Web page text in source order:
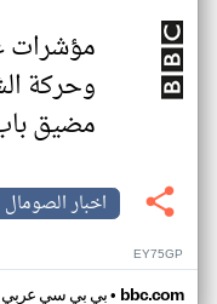
مؤشرات
وحركة
مضيق
اخبار الصومال
EY75GP
بي بي سي عربي• bbc.com